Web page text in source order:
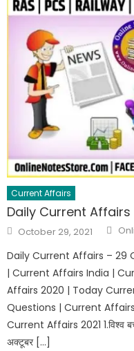
Current Affairs
Daily Current Affairs
October 29, 2021
Daily Current Affairs – 29
| Current Affairs India |
Affairs 2020 | Today
Questions | Current
Current Affairs 2021 1.विश्व
अक्टूबर […]